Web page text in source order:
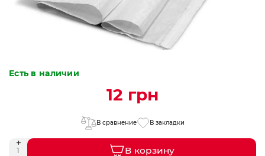
Есть в наличии
12 грн
В сравнение В закладки
В корзину